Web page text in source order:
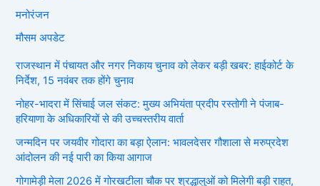
मनोरंजन
मौसम अपडेट
राजस्थान में पंचायत और नगर निकाय चुनाव को लेकर बड़ी खबर: हाईकोर्ट के
निर्देश, 15 नवंबर तक होंगे चुनाव
नोहर-भादरा में सिंचाई जल संकट: मुख्य अभियंता प्रदीप रस्तोगी ने पंजाब-
हरियाणा के अधिकारियों से की उच्चस्तरीय वार्ता
जन्मदिन पर जयवीर गोदारा का बड़ा ऐलान: भावलदेसर गौशाला से मरुप्रदेश
आंदोलन की नई पारी का किया आगाज
गोगामेड़ी मेला 2026 में गोरखटीला चौक पर श्रद्धालुओं को मिलेगी बड़ी राहत,